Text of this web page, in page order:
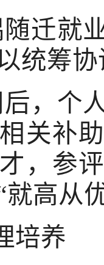
随迁就
统筹
后，个
关补
，参
就高从
培养